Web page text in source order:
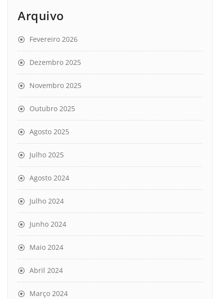
Arquivo
Fevereiro 2026
Dezembro 2025
Novembro 2025
Outubro 2025
Agosto 2025
Julho 2025
Agosto 2024
Julho 2024
Junho 2024
Maio 2024
Abril 2024
Março 2024